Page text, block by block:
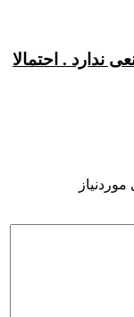
ندارد . احتمالا